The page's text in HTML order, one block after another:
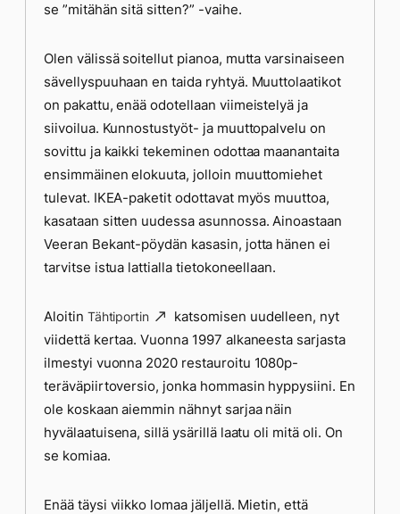
se ”mitähän sitä sitten?” -vaihe.
Olen välissä soitellut pianoa, mutta varsinaiseen
sävellyspuuhaan en taida ryhtyä. Muuttolaatikot
on pakattu, enää odotellaan viimeistelyä ja
siivoilua. Kunnostustyöt- ja muuttopalvelu on
sovittu ja kaikki tekeminen odottaa maanantaita
ensimmäinen elokuuta, jolloin muuttomiehet
tulevat. IKEA-paketit odottavat myös muuttoa,
kasataan sitten uudessa asunnossa. Ainoastaan
Veeran Bekant-pöydän kasasin, jotta hänen ei
tarvitse istua lattialla tietokoneellaan.
Aloitin Tähtiportin
katsomisen uudelleen, nyt
viidettä kertaa. Vuonna 1997 alkaneesta sarjasta
ilmestyi vuonna 2020 restauroitu 1080p-
teräväpiirtoversio, jonka hommasin hyppysiini. En
ole koskaan aiemmin nähnyt sarjaa näin
hyvälaatuisena, sillä ysärillä laatu oli mitä oli. On
se komiaa.
Enää täysi viikko lomaa jäljellä. Mietin, että